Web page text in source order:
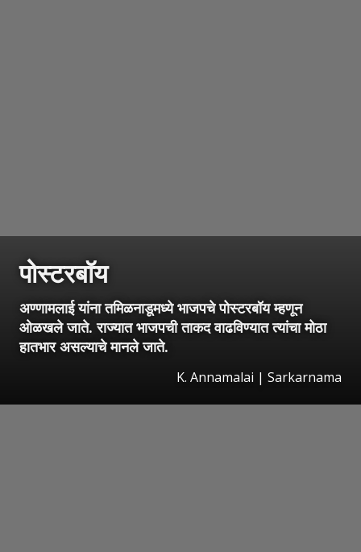
पोस्टरबॉय
अण्णामलाई यांना तमिळनाडूमध्ये भाजपचे पोस्टरबॉय म्हणून
ओळखले जाते. राज्यात भाजपची ताकद वाढविण्यात त्यांचा मोठा
हातभार असल्याचे मानले जाते.
K. Annamalai | Sarkarnama